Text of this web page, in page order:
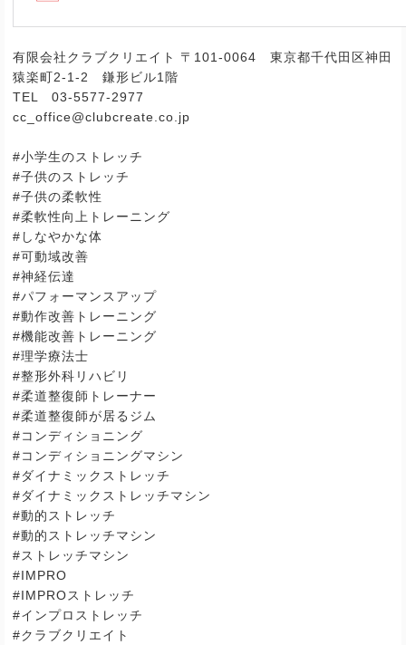
有限会社クラブクリエイト 〒 101-0064 東京都千代田区神田
猿楽町2-1-2 鎌形ビル1 階
TEL
03-5577-2977
cc_office@clubcreate.co.jp
#小学生のストレッチ
#子供のストレッチ
#子供の柔軟性
#柔軟性向上トレーニング
# しなやかな体
#可動域改善
#神経伝達
#パフォーマンスアップ
#動作改善トレーニング
#機能改善トレーニング
#理学療法士
#整形外科リハビリ
#柔道整復師トレーナー
#柔道整復師が居るジム
#コンディショニング
#コンディショニングマシン
#ダイナミックストレッチ
#ダイナミックストレッチマシン
#動的ストレッチ
#動的ストレッチマシン
#ストレッチマシン
#IMPRO
#IMPROストレッチ
#インプロストレッチ
#クラブクリエイト